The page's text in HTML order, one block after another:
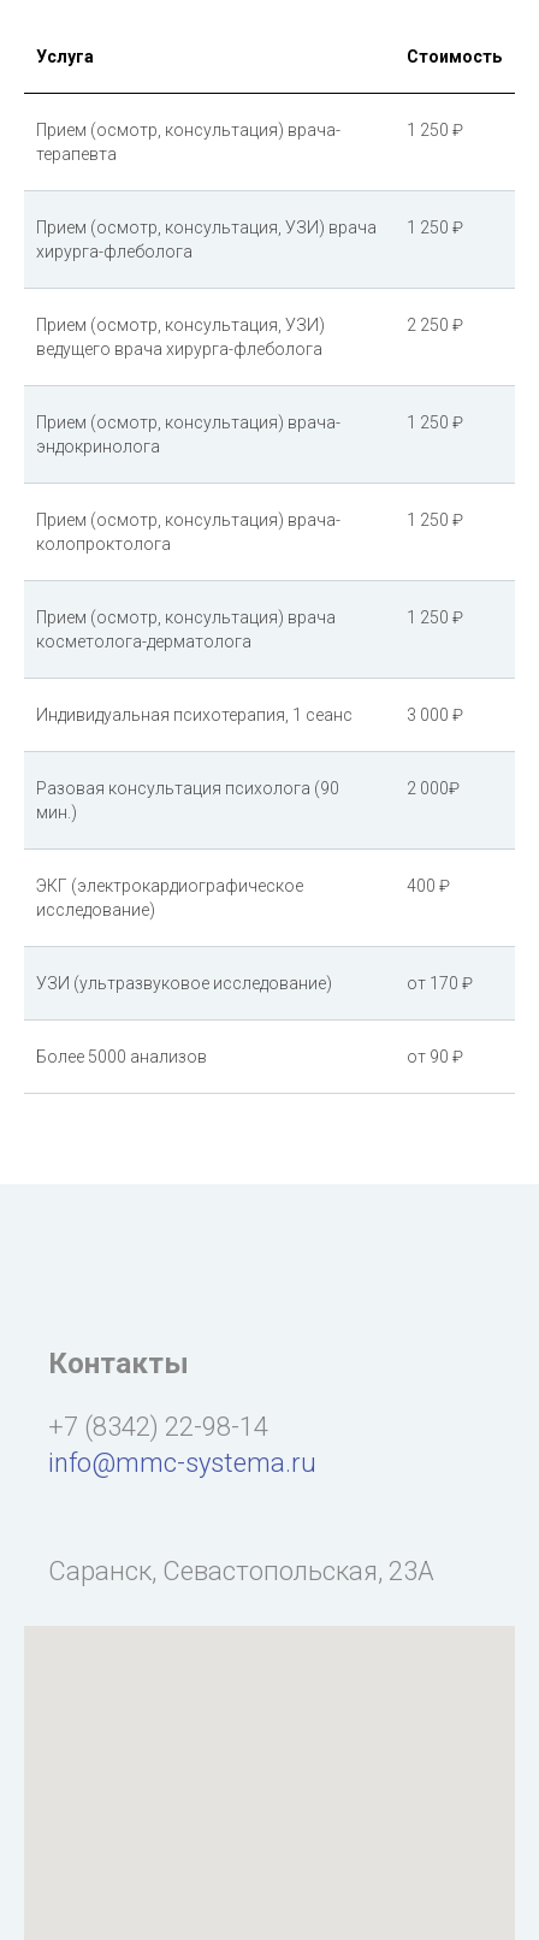
Услуга Стоимость
Прием (осмотр, консультация) врача-
терапевта
1 250 ₽
Прием (осмотр, консультация, УЗИ) врача
хирурга-флеболога
1 250 ₽
Прием (осмотр, консультация, УЗИ)
ведущего врача хирурга-флеболога
2 250 ₽
Прием (осмотр, консультация) врача-
эндокринолога
1 250 ₽
Прием (осмотр, консультация) врача-
колопроктолога
1 250 ₽
Прием (осмотр, консультация) врача
косметолога-дерматолога
1 250 ₽
Индивидуальная психотерапия, 1 сеанс 3 000 ₽
Разовая консультация психолога (90
мин.)
2 000₽
ЭКГ (электрокардиографическое
исследование)
400 ₽
УЗИ (ультразвуковое исследование) от 170 ₽
Более 5000 анализов от 90 ₽
Контакты
+7 (8342) 22-98-14
info@mmc-systema.ru
Саранск, Севастопольская, 23А